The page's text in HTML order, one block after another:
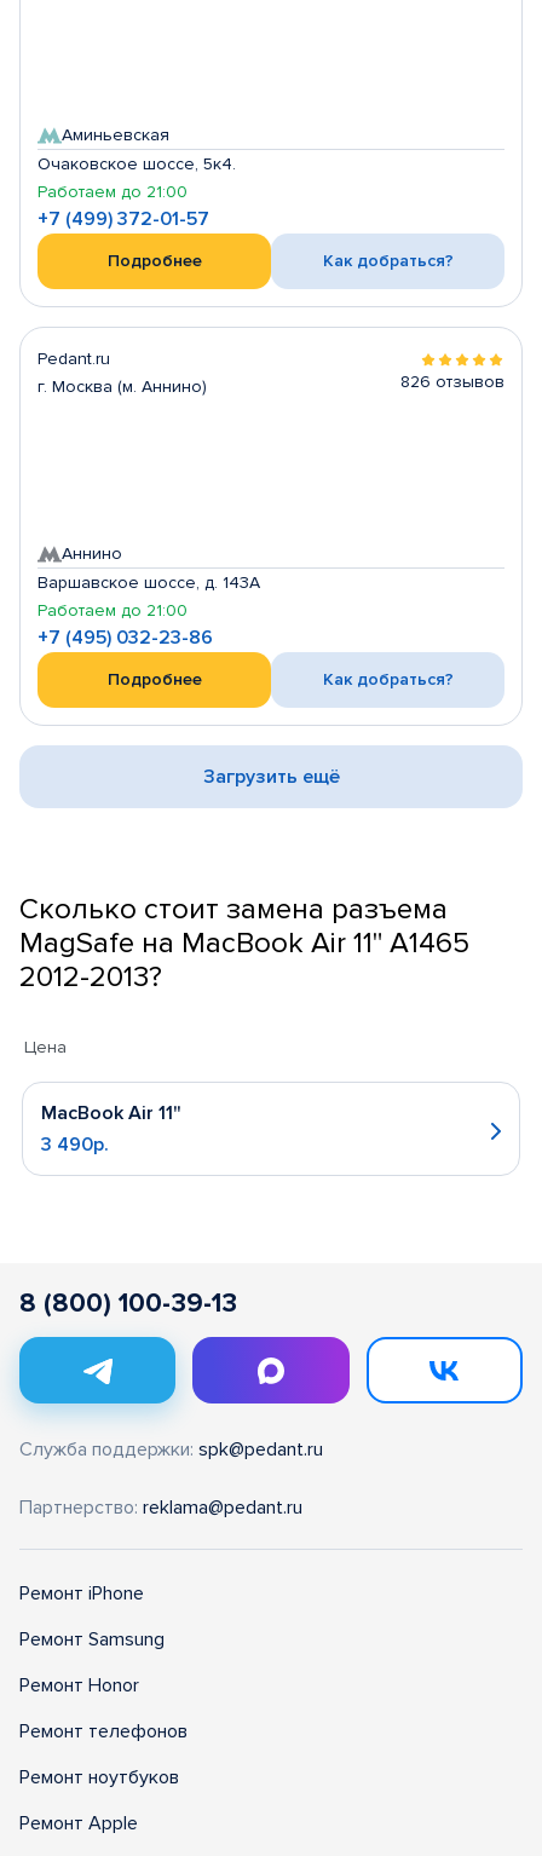
Аминьевская
Очаковское шоссе, 5к4.
Работаем до 21:00
+7 (499) 372-01-57
Подробнее Как добраться?
Pedant.ru
г. Москва (м. Аннино)
826 отзывов
Аннино
Варшавское шоссе, д. 143А
Работаем до 21:00
+7 (495) 032-23-86
Подробнее Как добраться?
Загрузить ещё
Сколько стоит замена разъема
MagSafe на MacBook Air 11" A1465
2012-2013?
Цена
MacBook Air 11"
3 490р.
8 (800) 100-39-13
Служба поддержки: spk@pedant.ru
Партнерство: reklama@pedant.ru
Ремонт iPhone
Ремонт Samsung
Ремонт Honor
Ремонт телефонов
Ремонт ноутбуков
Ремонт Apple